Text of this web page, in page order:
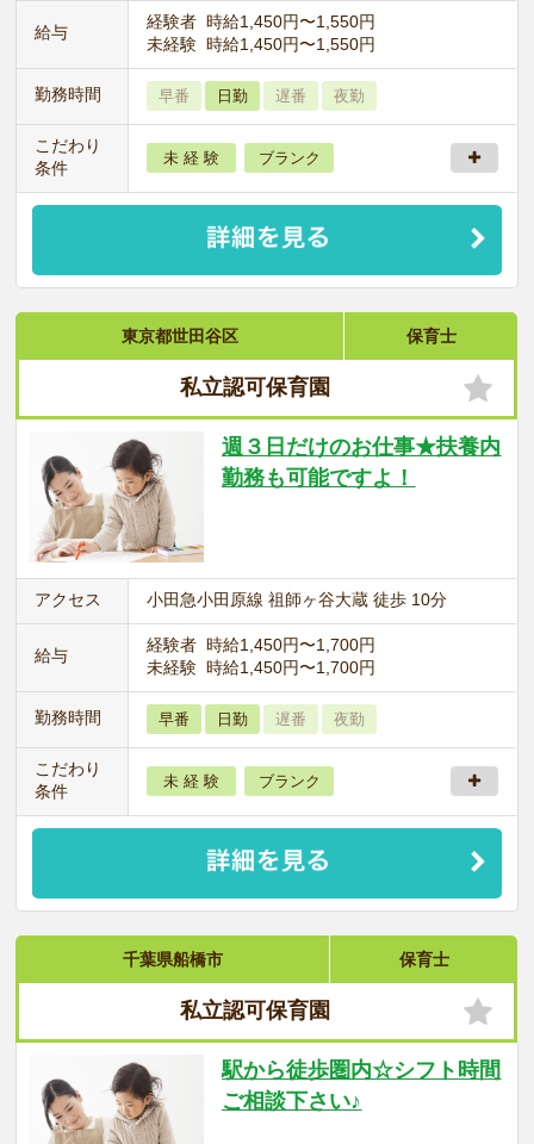
給与
経験者 時給1,450円〜1,550円
未経験 時給1,450円〜1,550円
勤務時間 早番 日勤 遅番 夜勤
こだわり
条件
未 経 験 ブランク
東京都世田谷区 保育士
私立認可保育園
週３日だけのお仕事★扶養内
勤務も可能ですよ！
アクセス 小田急小田原線 祖師ヶ谷大蔵 徒歩 10分
給与
経験者 時給1,450円〜1,700円
未経験 時給1,450円〜1,700円
勤務時間 早番 日勤 遅番 夜勤
こだわり
条件
未 経 験 ブランク
千葉県船橋市 保育士
私立認可保育園
駅から徒歩圏内☆シフト時間
ご相談下さい♪